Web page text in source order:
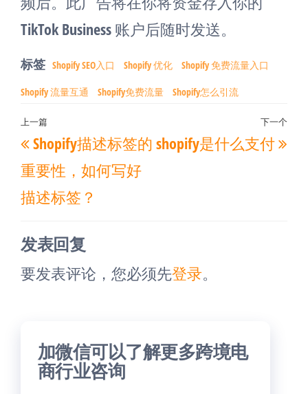
TikTok Business 账户后随时发送。
标签 Shopify SEO入口 Shopify 优化 Shopify 免费流量入口
Shopify 流量互通 Shopify免费流量 Shopify怎么引流
文
章
导
航
上
一
篇
文
章
上一篇
Shopify描述标签的
重要性，如何写好
描述标签？
下
下一个
shopify是什么支付
发表回复
要发表评论，您必须先登录。
加微信可以了解更多跨境电
商行业咨询